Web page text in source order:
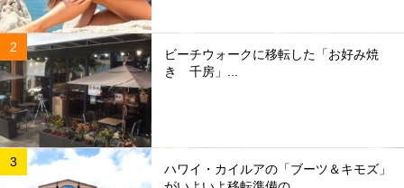
ビーチウォークに移転した「お好み焼
き 千房」...
ハワイ・カイルアの「ブーツ＆キモズ」